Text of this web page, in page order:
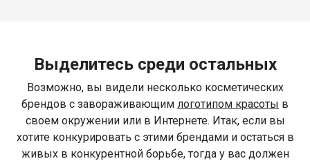
Выделитесь среди остальных
Возможно, вы видели несколько косметических
брендов с завораживающим логотипом красоты в
своем окружении или в Интернете. Итак, если вы
хотите конкурировать с этими брендами и остаться в
живых в конкурентной борьбе, тогда у вас должен